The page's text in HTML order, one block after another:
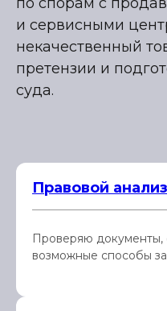
и сервисными
некачественный
претензии и
суда.
Правовой
Проверяю документы,
возможные способы